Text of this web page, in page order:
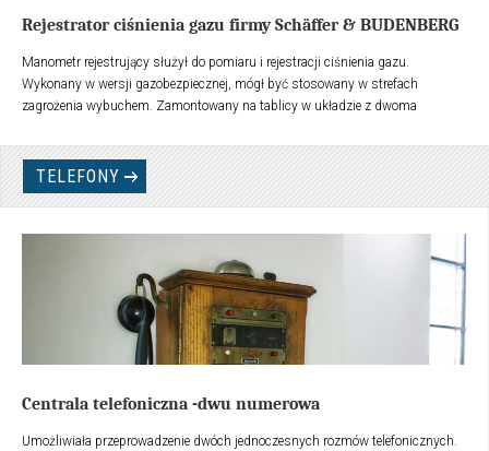
Rejestrator ciśnienia gazu firmy Schäffer & BUDENBERG
Manometr rejestrujący służył do pomiaru i rejestracji ciśnienia gazu.
Wykonany w wersji gazobezpiecznej, mógł być stosowany w strefach
zagrożenia wybuchem. Zamontowany na tablicy w układzie z dwoma
kontrolnych rejestratora.
TELEFONY
Centrala telefoniczna -dwu numerowa
Umożliwiała przeprowadzenie dwóch jednoczesnych rozmów telefonicznych.